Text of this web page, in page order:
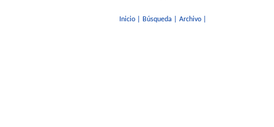
Inicio| Búsqueda Archivo|